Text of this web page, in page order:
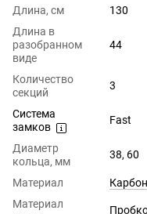
Длина, см
130
Длина в
разобранном
виде
44
Количество
секций
3
Система
замков
Fast
Диаметр
кольца, мм
38, 60
Материал
Карбон
Материал